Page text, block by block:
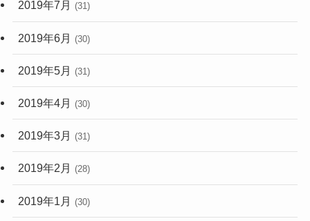
2019年7月 (31)
2019年6月 (30)
2019年5月 (31)
2019年4月 (30)
2019年3月 (31)
2019年2月 (28)
2019年1月 (30)